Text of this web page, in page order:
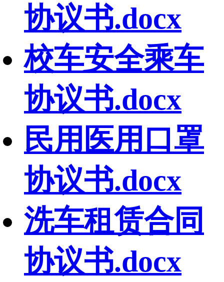
协议书.docx
校车安全乘车
协议书.docx
民用医用口罩
协议书.docx
洗车租赁合同
协议书.docx